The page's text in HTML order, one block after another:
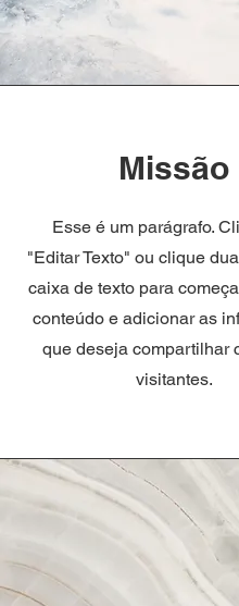
Missão
​Esse é um parágrafo.
"Editar Texto" ou clique
caixa de texto para
conteúdo e adicionar as
que deseja compartilhar
visitantes.